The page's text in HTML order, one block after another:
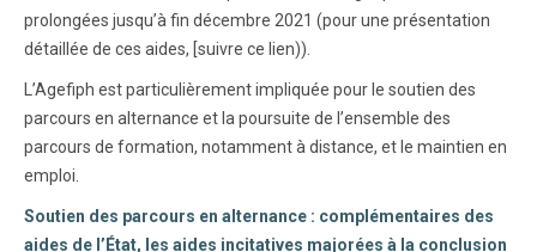
prolongées jusqu’à fin décembre 2021 (pour une présentation
détaillée de ces aides, [suivre ce lien)).
L’Agefiph est particulièrement impliquée pour le soutien des
parcours en alternance et la poursuite de l’ensemble des
parcours de formation, notamment à distance, et le maintien en
emploi.
Soutien des parcours en alternance : complémentaires des
aides de l’État, les aides incitatives majorées à la conclusion